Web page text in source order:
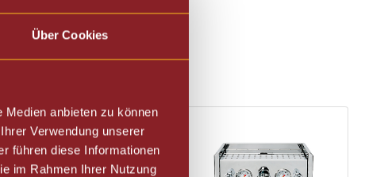
Über Cookies
anbieten zu können
Verwendung unserer
führen diese Informationen
im Rahmen Ihrer Nutzung